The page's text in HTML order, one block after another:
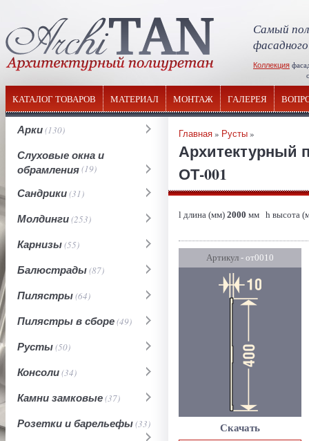
Самый
Коллекция
КАТАЛОГ ТОВАРОВ МАТЕРИАЛ МОНТАЖ ГАЛЕРЕЯ
Арки(130)
Слуховые окна и
обрамления(19)
Сандрики(31)
Молдинги(253)
Карнизы(55)
Балюстрады(87)
Пилястры(64)
Пилястры в сборе(49)
Русты(50)
Консоли(34)
Камни замковые(37)
Розетки и барельефы(33)
Главная» Русты»
Архитектурный
ОТ-001
l длина (мм) 2000 мм h высота
Артикул - от0010
Скачать